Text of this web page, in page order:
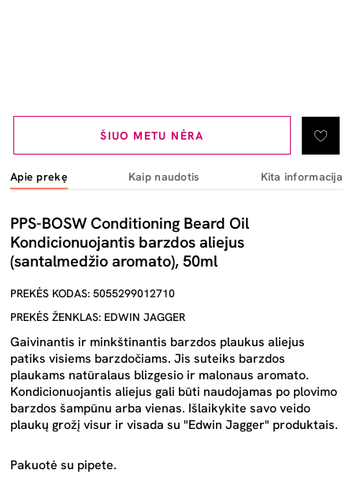
ŠIUO METU NĖRA
Apie prekę Kaip naudotis Kita informacija
PPS-BOSW Conditioning Beard Oil
Kondicionuojantis barzdos aliejus
(santalmedžio aromato), 50ml
PREKĖS KODAS: 5055299012710
PREKĖS ŽENKLAS: EDWIN JAGGER
Gaivinantis ir minkštinantis barzdos plaukus aliejus
patiks visiems barzdočiams. Jis suteiks barzdos
plaukams natūralaus blizgesio ir malonaus aromato.
Kondicionuojantis aliejus gali būti naudojamas po plovimo
barzdos šampūnu arba vienas. Išlaikykite savo veido
plaukų grožį visur ir visada su "Edwin Jagger" produktais.
Pakuotė su pipete.